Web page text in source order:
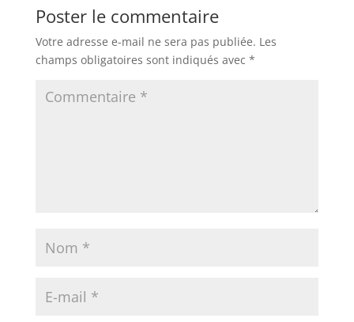
Poster le commentaire
Votre adresse e-mail ne sera pas publiée. Les
champs obligatoires sont indiqués avec *